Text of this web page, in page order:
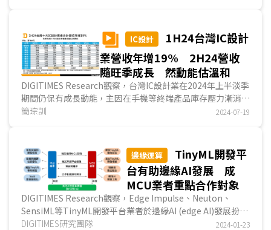
IC設計
1H24台灣IC設計
業營收年增19% 2H24營收
隨旺季成長 然動能估溫和
DIGITIMES Research觀察，台灣IC設計業在2024年上半淡季
期間仍保有成長動能，主因在手機等終端產品庫存壓力漸消及
出貨回穩。展望2024年下半，台灣IC設計業營收估.....
簡琮訓 2024-07-19
邊緣運算
TinyML開發平
台有助邊緣AI發展 成
MCU業者重點合作對象
DIGITIMES Research觀察，Edge Impulse、Neuton、
SensiML等TinyML開發平台業者於邊緣AI (edge AI)發展扮演
要角，其一站式軟體庫或自動化機器學習(Automate...
DIGITIMES研究團隊 2024-01-23